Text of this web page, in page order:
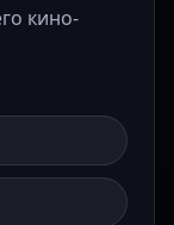
кино-